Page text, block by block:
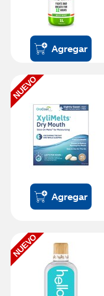
Agregar
NUEVO
Agregar
NUEVO